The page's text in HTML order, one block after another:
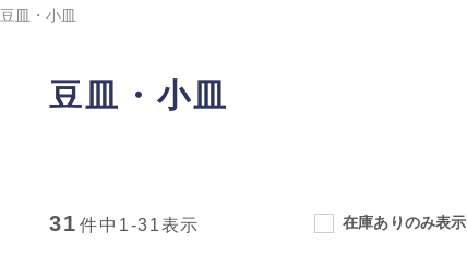
豆皿・小皿
豆皿・小皿
31 件中 1-31表示 在庫ありのみ表示